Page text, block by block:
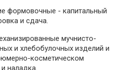
формовочные - капитальный
и сдача.
мучнисто-
и хлебобулочных изделий и
косметическом
наладка.